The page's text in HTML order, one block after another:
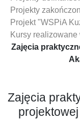
Projekty
Projekt "WSPiA
Kursy
Zajęcia
Zajęcia